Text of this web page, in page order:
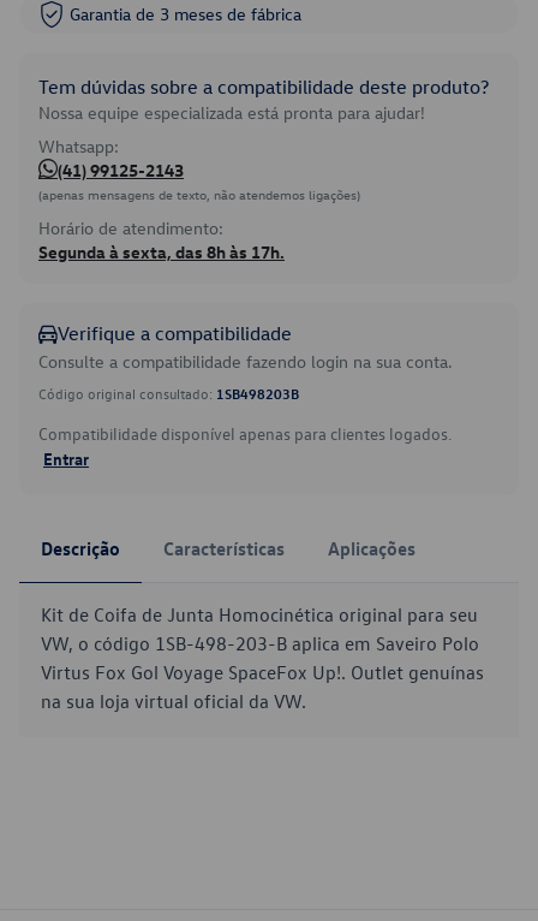
Garantia de 3 meses de fábrica
Tem dúvidas sobre a compatibilidade deste produto?
Nossa equipe especializada está pronta para ajudar!
Whatsapp:
(41) 99125-2143
(apenas mensagens de texto, não atendemos ligações)
Horário de atendimento:
Segunda à sexta, das 8h às 17h.
Verifique a compatibilidade
Consulte a compatibilidade fazendo login na sua conta.
Código original consultado: 1SB498203B
Compatibilidade disponível apenas para clientes logados.
Entrar
Descrição Características Aplicações
Kit de Coifa de Junta Homocinética original para seu
VW, o código 1SB-498-203-B aplica em Saveiro Polo
Virtus Fox Gol Voyage SpaceFox Up!. Outlet genuínas
na sua loja virtual oficial da VW.